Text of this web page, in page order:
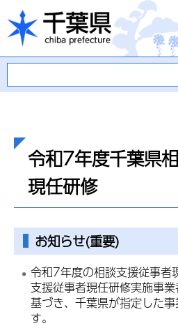
千葉県
令和7年度千葉県
現任研修
お知らせ(重要)
令和7年度の相談支援従事者
支援従事者現任研修実施事
基づき、千葉県が指定した
す。